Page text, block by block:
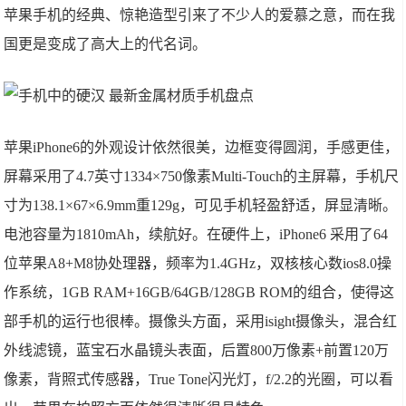
苹果手机的经典、惊艳造型引来了不少人的爱慕之意，而在我
国更是变成了高大上的代名词。
苹果iPhone6的外观设计依然很美，边框变得圆润，手感更佳，
屏幕采用了4.7英寸1334×750像素Multi-Touch的主屏幕，手机尺
寸为138.1×67×6.9mm重129g，可见手机轻盈舒适，屏显清晰。
电池容量为1810mAh，续航好。在硬件上，iPhone6 采用了64
位苹果A8+M8协处理器，频率为1.4GHz，双核核心数ios8.0操
作系统，1GB RAM+16GB/64GB/128GB ROM的组合，使得这
部手机的运行也很棒。摄像头方面，采用isight摄像头，混合红
外线滤镜，蓝宝石水晶镜头表面，后置800万像素+前置120万
像素，背照式传感器，True Tone闪光灯，f/2.2的光圈，可以看